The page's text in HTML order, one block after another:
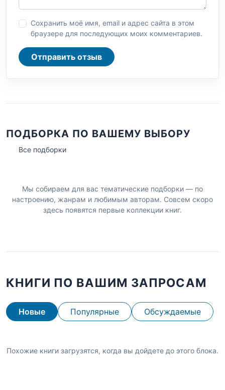
Сохранить моё имя, email и адрес сайта в этом
браузере для последующих моих комментариев.
Отправить отзыв
ПОДБОРКА ПО ВАШЕМУ ВЫБОРУ
Все подборки
Мы собираем для вас тематические подборки — по
настроению, жанрам и любимым авторам. Совсем скоро
здесь появятся первые коллекции книг.
КНИГИ ПО ВАШИМ ЗАПРОСАМ
Новые Популярные Обсуждаемые
Похожие книги загрузятся, когда вы дойдете до этого блока.